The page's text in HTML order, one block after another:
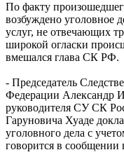
По факту
возбуждено уголовное
услуг, не отвечающих
широкой огласки
вмешался глава СК РФ.
- Председатель
Федерации Александр
руководителя СУ СК
Гаруновича Хуаде
уголовного дела с
говорится в сообщении